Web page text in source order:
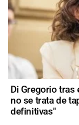
Di Gregorio tras
no se trata de
definitivas"